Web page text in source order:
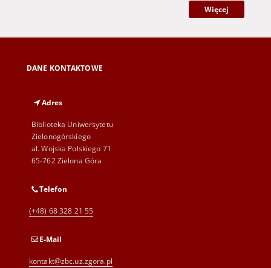
Więcej
DANE KONTAKTOWE
Adres
Biblioteka Uniwersytetu
Zielonogórskiego
al. Wojska Polskiego 71
65-762 Zielona Góra
Telefon
(+48) 68 328 21 55
E-Mail
kontakt@zbc.uz.zgora.pl